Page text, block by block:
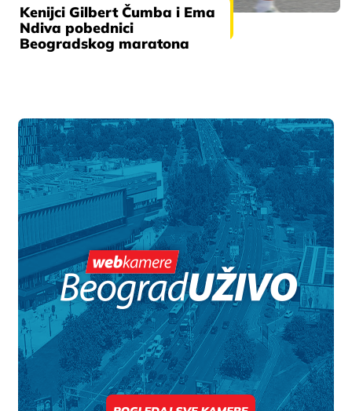
Kenijci Gilbert Čumba i Ema
Ndiva pobednici
Beogradskog maratona